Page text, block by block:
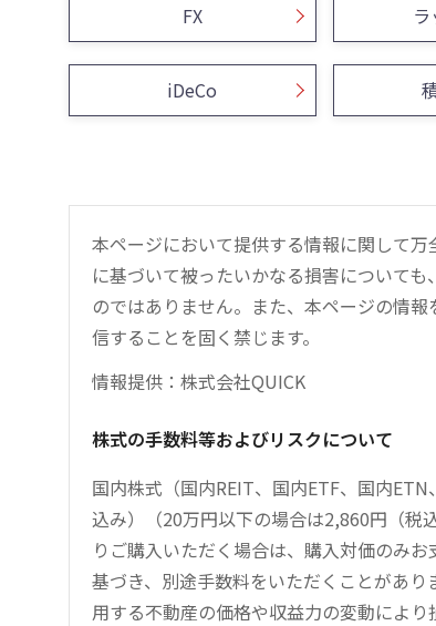
FX
iDeCo
本ページにおいて提供する情報に関して
に基づいて被ったいかなる損害について
のではありません。また、本ページの情
信することを固く禁じます。
情報提供：株式会社QUICK
株式の手数料等およびリスクについて
国内株式（国内REIT、国内ETF、国内
込み）（20万円以下の場合は2,860円（税
りご購入いただく場合は、購入対価のみ
基づき、別途手数料をいただくことがあ
用する不動産の価格や収益力の変動によ